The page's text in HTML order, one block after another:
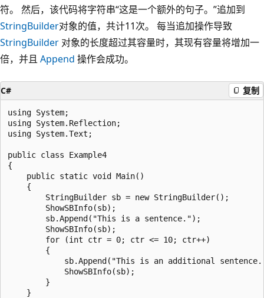
符。 然后，该代码将字符串“这是一个额外的句子。”追加到
StringBuilder对象的值，共计11次。 每当追加操作导致
StringBuilder 对象的长度超过其容量时，其现有容量将增加一
倍，并且 Append 操作会成功。
C# 复制
using System;
using System.Reflection;
using System.Text;
public class Example4
{
    public static void Main()
    {
        StringBuilder sb = new StringBuilder();
        ShowSBInfo(sb);
        sb.Append("This is a sentence.");
        ShowSBInfo(sb);
        for (int ctr = 0; ctr <= 10; ctr++)
        {
sb.Append("This is an additional
            ShowSBInfo(sb);
        }
    }